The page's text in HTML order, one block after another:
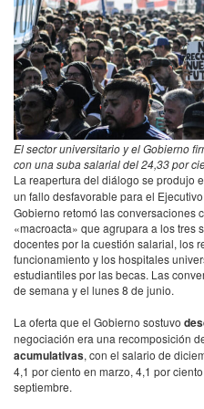
El sector universitario y el Gobierno
con una suba salarial del 24,33 por
La reapertura del diálogo se produjo
un fallo desfavorable para el
Gobierno retomó las conversaciones
«macroacta» que agrupara a los tres
docentes por la cuestión salarial, los
funcionamiento y los hospitales
estudiantiles por las becas. Las
de semana y el lunes 8 de junio.
La oferta que el Gobierno sostuvo
negociación era una recomposición
acumulativas, con el salario de
4,1 por ciento en marzo, 4,1 por
septiembre.